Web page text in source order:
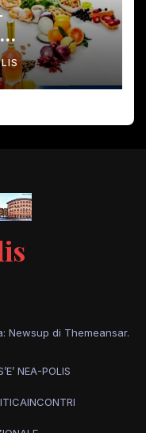
Newsup di Themeansar.
NEA-POLIS
INCONTRI